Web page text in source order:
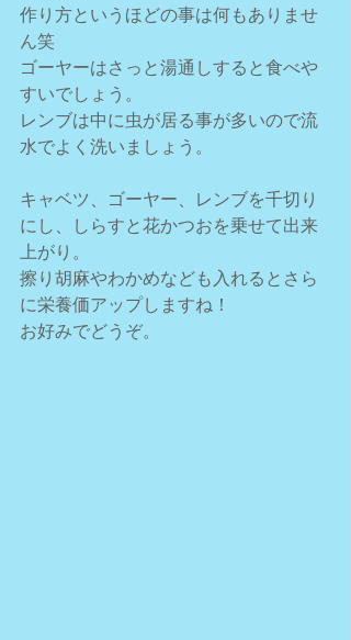
作り方というほどの事は何もありませ
ん笑
ゴーヤーはさっと湯通しすると食べや
すいでしょう。
レンブは中に虫が居る事が多いので流
水でよく洗いましょう。
キャベツ、ゴーヤー、レンブを千切り
にし、しらすと花かつおを乗せて出来
上がり。
擦り胡麻やわかめなども入れるとさら
に栄養価アップしますね！
お好みでどうぞ。